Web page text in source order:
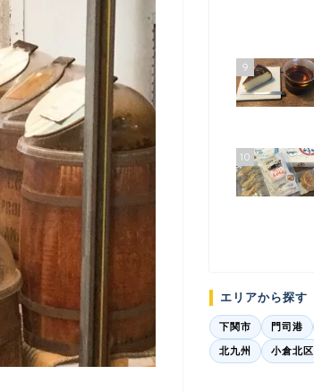
9
10
エリアから探す
下関市 門司港
北九州 小倉北区